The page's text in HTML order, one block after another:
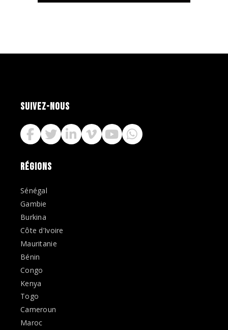
SUIVEZ-NOUS
RÉGIONS
Sénégal
Gambie
Burkina
Côte d’Ivoire
Mauritanie
Bénin
Congo
Kenya
Togo
Cameroun
Maroc